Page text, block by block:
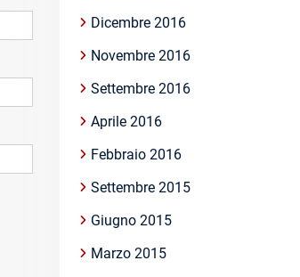
Dicembre 2016
Novembre 2016
Settembre 2016
Aprile 2016
Febbraio 2016
Settembre 2015
Giugno 2015
Marzo 2015